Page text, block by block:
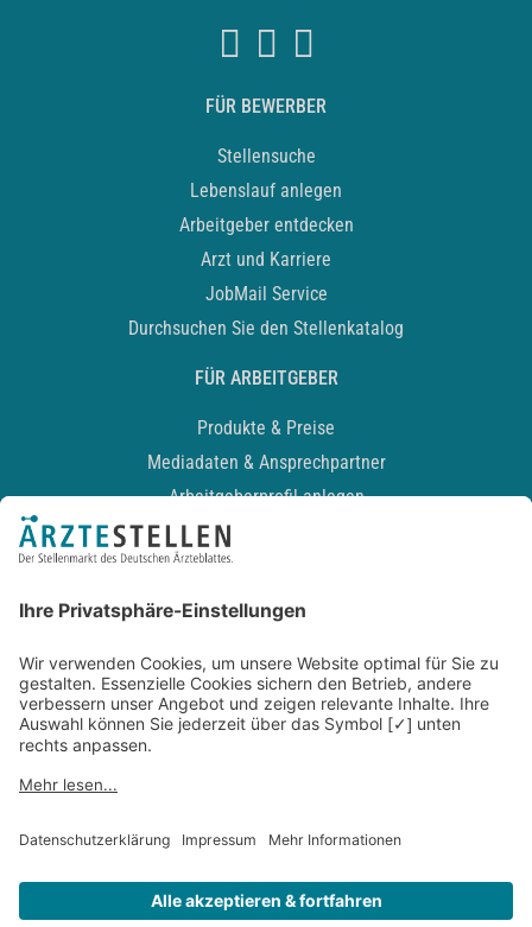
FÜR BEWERBER
Stellensuche
Lebenslauf anlegen
Arbeitgeber entdecken
Arzt und Karriere
JobMail Service
Durchsuchen Sie den Stellenkatalog
FÜR ARBEITGEBER
Produkte & Preise
Mediadaten & Ansprechpartner
Arbeitgeberprofil anlegen
Recruiting-Podcast
Kontakt
Datenschutz
Newsletter